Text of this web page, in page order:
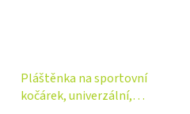
Pláštěnka na sportovní
kočárek, univerzální,